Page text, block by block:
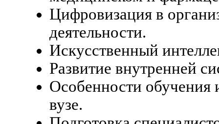
Цифровизация в
деятельности.
Искусственный
Развитие внутренней
Особенности обучения
вузе.